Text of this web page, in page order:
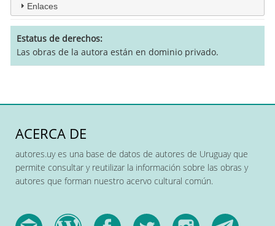
Enlaces
Estatus de derechos
Las obras de la autora están en dominio privado.
ACERCA DE
autores.uy es una base de datos de autores de Uruguay que
permite consultar y reutilizar la información sobre las obras y
autores que forman nuestro acervo cultural común.